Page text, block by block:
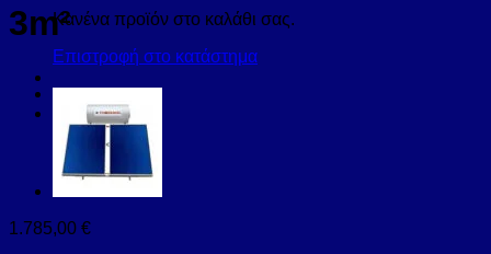
Κανένα προϊόν στο καλάθι σας.
Επιστροφή στο κατάστημα
3m²
1.785,00 €